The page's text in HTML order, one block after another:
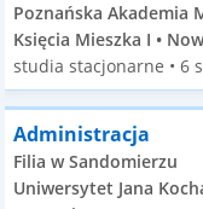
Poznańska Akademia
Księcia Mieszka I •
studia stacjonarne • 6
Administracja
Filia w Sandomierzu
Uniwersytet Jana